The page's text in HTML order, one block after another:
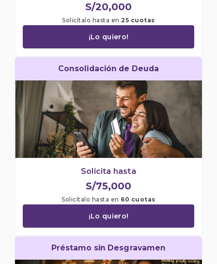
S/20,000
Solicítalo hasta en25 cuotas
¡Lo quiero!
Consolidación de Deuda
Solicita hasta
S/75,000
Solicítalo hasta en 60 cuotas
¡Lo quiero!
Préstamo sin Desgravamen